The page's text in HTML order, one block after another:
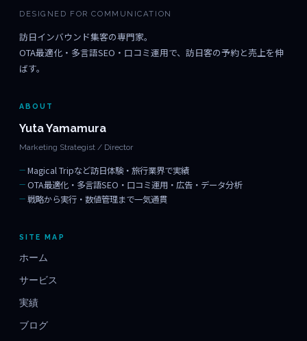
DESIGNED FOR COMMUNICATION
訪日インバウンド集客の専門家。
OTA最適化・多言語SEO・口コミ運用で、訪日客の予約と売上を伸
ばす。
ABOUT
Yuta Yamamura
Marketing Strategist / Director
Magical Tripなど訪日体験・旅行業界で実績
OTA最適化・多言語SEO・口コミ運用・広告・データ分析
戦略から実行・数値管理まで一気通貫
SITE MAP
ホーム
サービス
実績
ブログ